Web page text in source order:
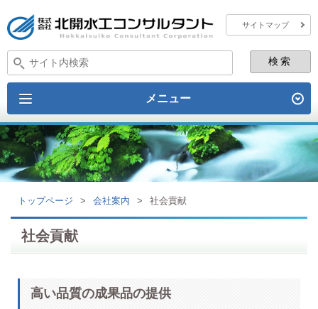
サイトマップ
メニュー
トップページ > 会社案内 > 社会貢献
社会貢献
高い品質の成果品の提供